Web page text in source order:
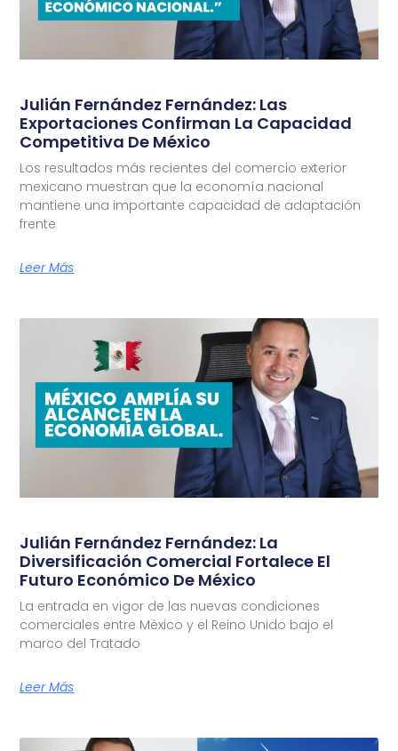
Julián Fernández Fernández: Las
Exportaciones Confirman La Capacidad
Competitiva De México
Los resultados más recientes del comercio exterior
mexicano muestran que la economía nacional
mantiene una importante capacidad de adaptación
frente
Leer Más
Julián Fernández Fernández: La
Diversificación Comercial Fortalece El
Futuro Económico De México
La entrada en vigor de las nuevas condiciones
comerciales entre México y el Reino Unido bajo el
marco del Tratado
Leer Más